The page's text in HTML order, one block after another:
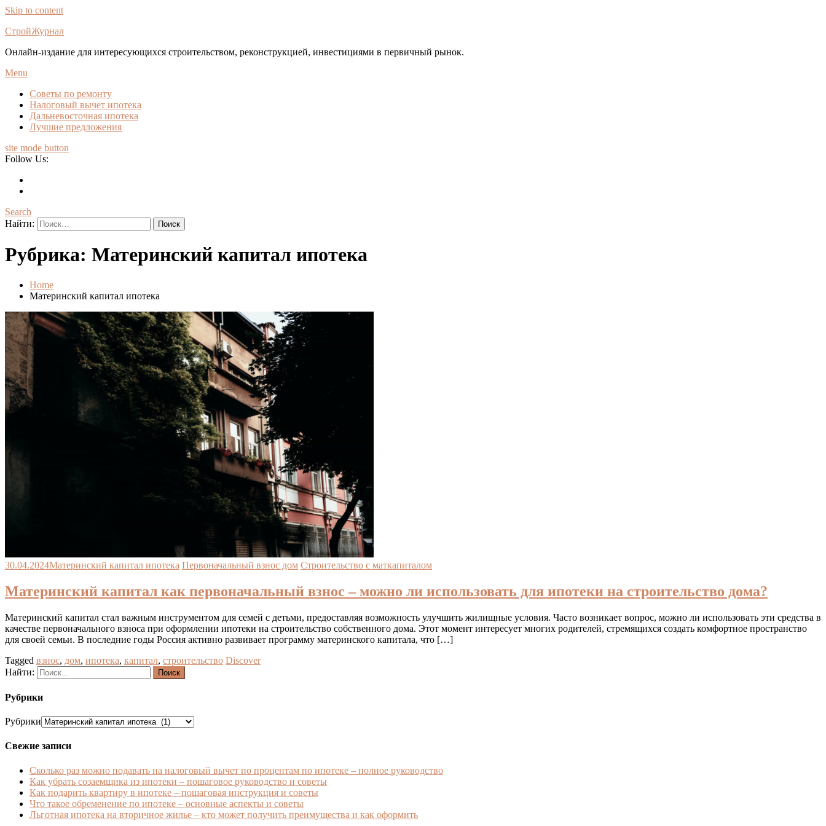
Skip to content
СтройЖурнал
Онлайн-издание для интересующихся строительством, реконструкцией, инвестициями в первичный рынок.
Menu
Советы по ремонту
Налоговый вычет ипотека
Дальневосточная ипотека
Лучшие предложения
site mode button
Follow Us:
Search
Найти:
Рубрика: Материнский капитал ипотека
Home
Материнский капитал ипотека
30.04.2024Материнский капитал ипотека Первоначальный взнос дом Строительство с маткапиталом
Материнский капитал как первоначальный взнос – можно ли использовать для ипотеки на строительство дома?
Материнский капитал стал важным инструментом для семей с детьми, предоставляя возможность улучшить жилищные условия. Часто возникает вопрос, можно ли использовать эти средства в
качестве первоначального взноса при оформлении ипотеки на строительство собственного дома. Этот момент интересует многих родителей, стремящихся создать комфортное пространство
для своей семьи. В последние годы Россия активно развивает программу материнского капитала, что […]
Tagged взнос, дом, ипотека, капитал, строительство Discover
Найти:
Рубрики
Рубрики
Свежие записи
Сколько раз можно подавать на налоговый вычет по процентам по ипотеке – полное руководство
Как убрать созаемщика из ипотеки – пошаговое руководство и советы
Как подарить квартиру в ипотеке – пошаговая инструкция и советы
Что такое обременение по ипотеке – основные аспекты и советы
Льготная ипотека на вторичное жилье – кто может получить преимущества и как оформить